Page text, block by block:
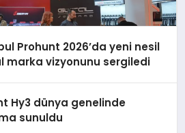
Prohunt 2026’da yeni nesil
marka vizyonunu sergiledi
Hy3 dünya genelinde
sunuldu